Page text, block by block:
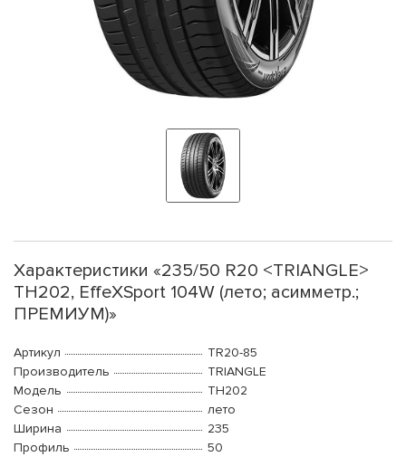
Характеристики «235/50 R20 <TRIANGLE>
TH202, EffeXSport 104W (лето; асимметр.;
ПРЕМИУМ)»
Артикул
TR20-85
Производитель
TRIANGLE
Модель
TH202
Сезон
лето
Ширина
235
Профиль
50